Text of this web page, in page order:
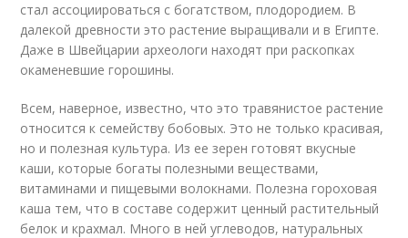
стал ассоциироваться с богатством, плодородием. В
далекой древности это растение выращивали и в Египте.
Даже в Швейцарии археологи находят при раскопках
окаменевшие горошины.
Всем, наверное, известно, что это травянистое растение
относится к семейству бобовых. Это не только красивая,
но и полезная культура. Из ее зерен готовят вкусные
каши, которые богаты полезными веществами,
витаминами и пищевыми волокнами. Полезна гороховая
каша тем, что в составе содержит ценный растительный
белок и крахмал. Много в ней углеводов, натуральных